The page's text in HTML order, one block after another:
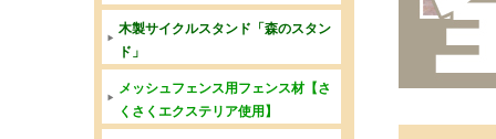
木製サイクルスタンド「森のスタン
ド」
メッシュフェンス用フェンス材【さ
くさくエクステリア使用】